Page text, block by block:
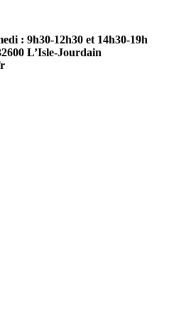
: 9h30-12h30 et 14h30-19h
L’Isle-Jourdain